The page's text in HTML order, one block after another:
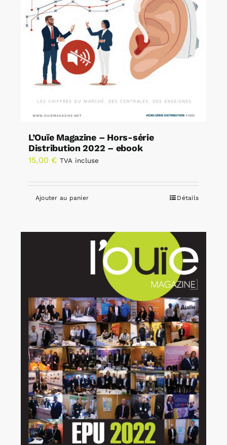
L’Ouïe Magazine – Hors-série
Distribution 2022 – ebook
15,00 € TVA incluse
Ajouter au panier Détails